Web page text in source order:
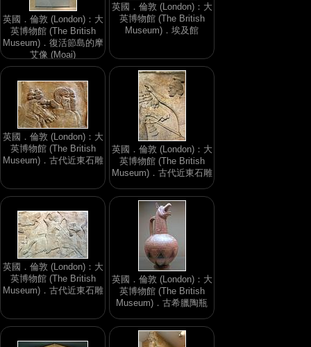
英國．倫敦 (London)：大
英博物館 (The British
Museum)．復活節島的摩
艾像 (Moai)
英國．倫敦 (London)：大
英博物館 (The British
Museum)．埃及館
英國．倫敦 (London)：大
英博物館 (The British
Museum)．古代近東石雕
英國．倫敦 (London)：大
英博物館 (The British
Museum)．古代近東石雕
英國．倫敦 (London)：大
英博物館 (The British
Museum)．古代近東石雕
英國．倫敦 (London)：大
英博物館 (The British
Museum)．古希臘陶瓶